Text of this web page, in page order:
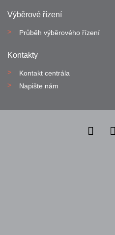
Výběrové řízení
Průběh výběrového řízení
Kontakty
Kontakt centrála
Napište nám